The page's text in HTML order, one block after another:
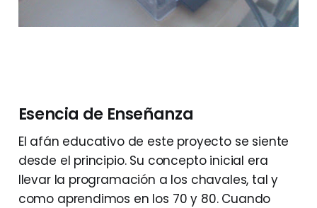
Esencia de Enseñanza
El afán educativo de este proyecto se siente
desde el principio. Su concepto inicial era
llevar la programación a los chavales, tal y
como aprendimos en los 70 y 80. Cuando